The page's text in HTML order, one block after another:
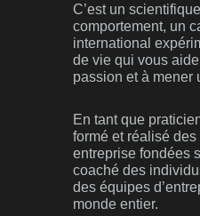
C’est un
comportement, un
international
de vie qui vous
passion et à mener
En tant que
formé et réalisé
entreprise fondées
coaché des
des équipes
monde entier.